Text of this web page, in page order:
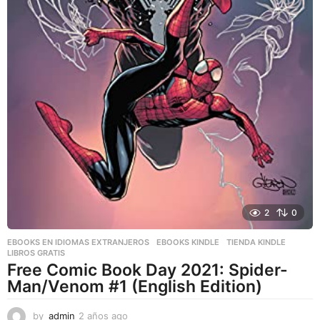
2 0
EBOOKS EN IDIOMAS EXTRANJEROS ,EBOOKS KINDLE ,TIENDA KINDLE
LIBROS GRATIS
Free Comic Book Day 2021: Spider-
Man/Venom #1 (English Edition)
by admin 2 años ago